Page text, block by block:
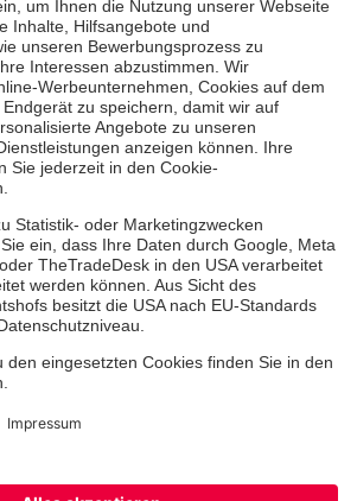
Medizin & Pflege
Zentren
Patienten
Zuweiser
Hinweisgebersystem